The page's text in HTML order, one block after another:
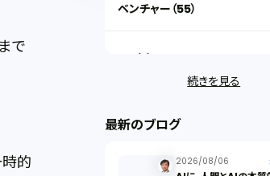
で
時的
ベンチャー（55）
VC（2）
最近の話題（122）
続きを見る
最新のブログ
2026/08/06